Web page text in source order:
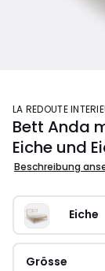
LA REDOUTE
Bett Anda
Eiche und
Beschreibung
Eiche
Grösse